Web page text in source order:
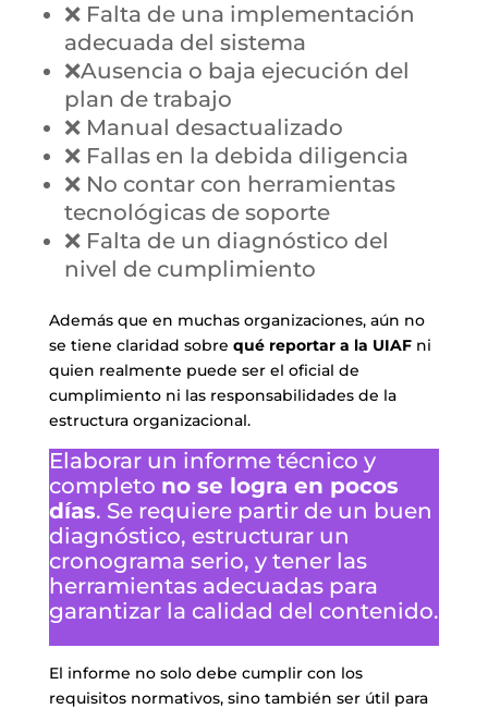
❌ Falta de una implementación
adecuada del sistema
❌Ausencia o baja ejecución del
plan de trabajo
❌ Manual desactualizado
❌ Fallas en la debida diligencia
❌ No contar con herramientas
tecnológicas de soporte
❌ Falta de un diagnóstico del
nivel de cumplimiento
Además que en muchas organizaciones, aún no
se tiene claridad sobre qué reportar a la UIAFni
quien realmente puede ser el oficial de
cumplimiento ni las responsabilidades de la
estructura organizacional.
Elaborar un informe técnico y
completo no se logra en pocos
días. Se requiere partir de un buen
diagnóstico, estructurar un
cronograma serio, y tener las
herramientas adecuadas para
garantizar la calidad del contenido.
El informe no solo debe cumplir con los
requisitos normativos, sino también ser útil para